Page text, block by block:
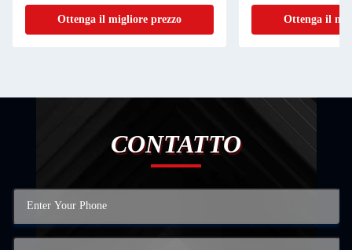
Ottenga il migliore prezzo Ottenga il
CONTATTO